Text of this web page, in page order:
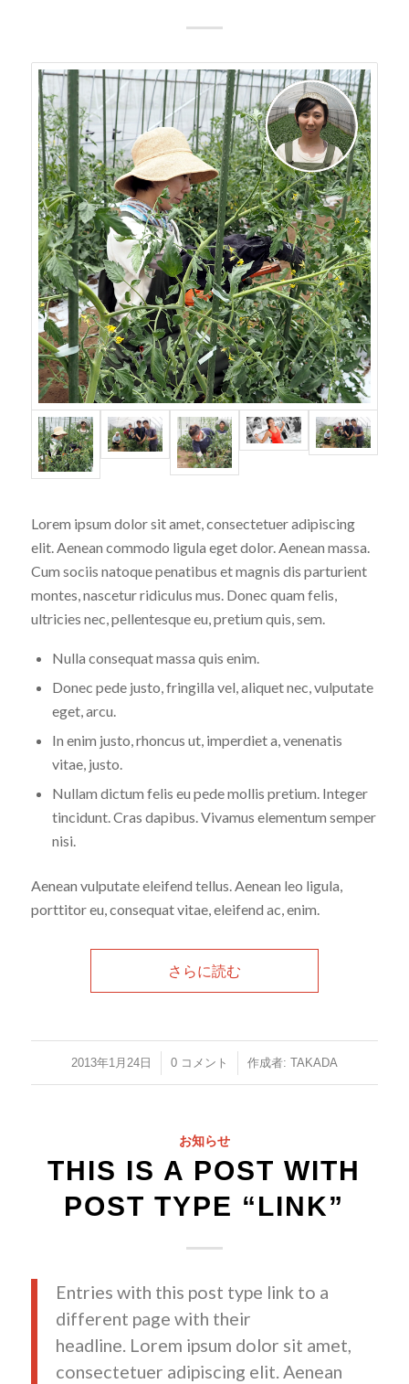
Lorem ipsum dolor sit amet, consectetuer adipiscing
elit. Aenean commodo ligula eget dolor. Aenean massa.
Cum sociis natoque penatibus et magnis dis parturient
montes, nascetur ridiculus mus. Donec quam felis,
ultricies nec, pellentesque eu, pretium quis, sem.
Nulla consequat massa quis enim.
Donec pede justo, fringilla vel, aliquet nec, vulputate
eget, arcu.
In enim justo, rhoncus ut, imperdiet a, venenatis
vitae, justo.
Nullam dictum felis eu pede mollis pretium. Integer
tincidunt. Cras dapibus. Vivamus elementum semper
nisi.
Aenean vulputate eleifend tellus. Aenean leo ligula,
porttitor eu, consequat vitae, eleifend ac, enim.
さらに読む
2013年1月24日
/ 0 コメント
/ 作成者: TAKADA
お知らせ
THIS IS A POST WITH
POST TYPE “LINK”
Entries with this post type link to a
different page with their
headline. Lorem ipsum dolor sit amet,
consectetuer adipiscing elit. Aenean